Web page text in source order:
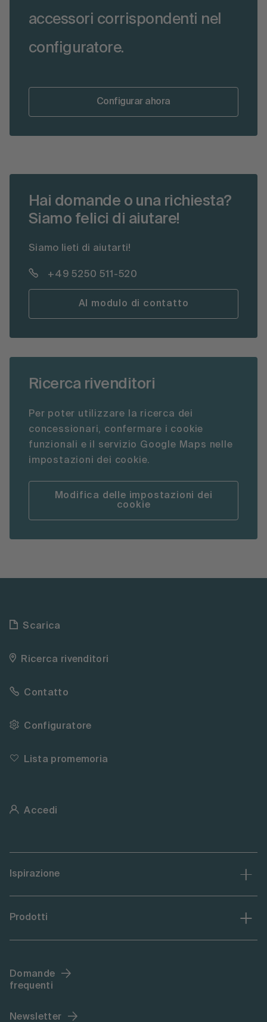
accessori corrispondenti nel
configuratore.
Configurar ahora
Hai domande o una richiesta?
Siamo felici di aiutare!
Siamo lieti di aiutarti!
+49 5250 511-520
Al modulo di contatto
Ricerca rivenditori
Per poter utilizzare la ricerca dei
concessionari, confermare i cookie
funzionali e il servizio Google Maps nelle
impostazioni dei cookie.
Modifica delle impostazioni dei
cookie
Scarica
Ricerca rivenditori
Contatto
Configuratore
Lista promemoria
Accedi
Ispirazione
Prodotti
Domande
frequenti
Newsletter